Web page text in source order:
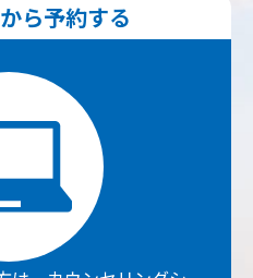
ら予約する